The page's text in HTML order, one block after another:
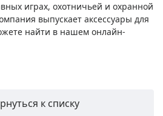
играх, охотничьей и охранной
выпускает аксессуары для
найти в нашем онлайн-
к списку